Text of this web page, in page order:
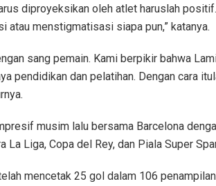
diproyeksikan oleh atlet haruslah
atau menstigmatisasi siapa pun,” katanya.
sang pemain. Kami berpikir bahwa
pendidikan dan pelatihan. Dengan cara
musim lalu bersama Barcelona
La Liga, Copa del Rey, dan Piala Super
mencetak 25 gol dalam 106